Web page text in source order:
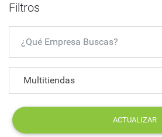
Filtros
Multitiendas
ACTUALIZAR